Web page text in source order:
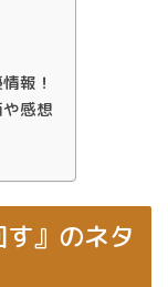
報！
感想
』のネタ